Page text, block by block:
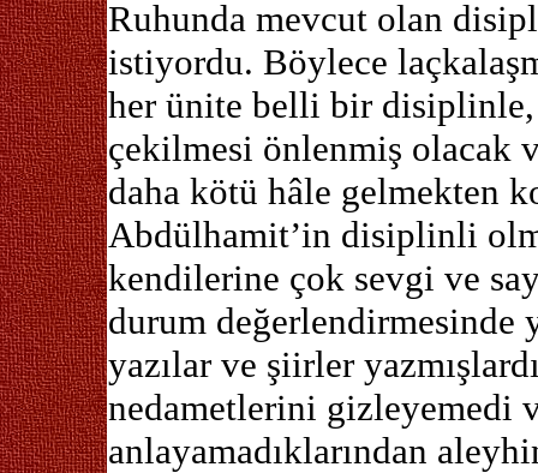
Ruhunda mevcut olan
istiyordu. Böylece
her ünite belli bir disiplinle,
çekilmesi önlenmiş olacak
daha kötü hâle gelmekten
Abdülhamit’in disiplinli
kendilerine çok sevgi ve
durum değerlendirmesinde
yazılar ve şiirler
nedametlerini gizleyemedi
anlayamadıklarından